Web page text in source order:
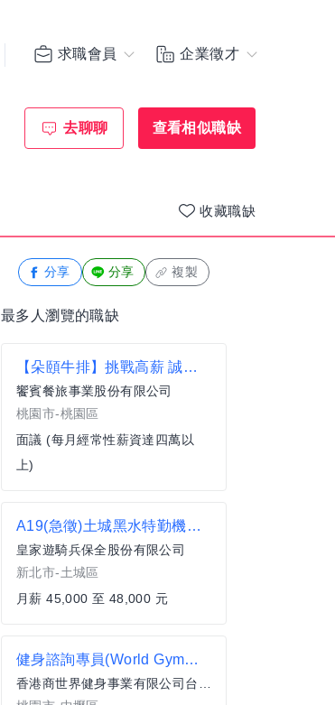
求職會員 企業徵才
去聊聊 查看相似職缺
收藏職缺
分享 分享 複製
最多人瀏覽的職缺
【朵頤牛排】挑戰高薪 誠徵西餐主任/副主廚 透明晉升、穩定職涯【桃園區】
饗賓餐旅事業股份有限公司
桃園市-桃園區
面議 (每月經常性薪資達四萬以
上)
A19(急徵)土城黑水特勤機動保全
皇家遊騎兵保全股份有限公司
新北市-土城區
月薪 45,000 至 48,000 元
健身諮詢專員(World Gym桃園中壢中山店)
香港商世界健身事業有限公司台灣分公司